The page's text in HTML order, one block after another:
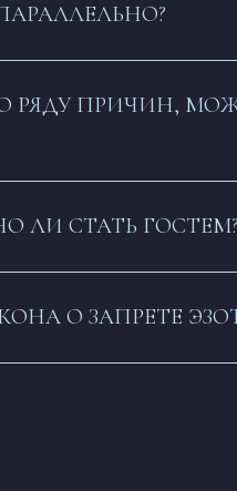
РЯДУ ПРИЧИН,
ЛИ СТАТЬ
О ЗАПРЕТЕ